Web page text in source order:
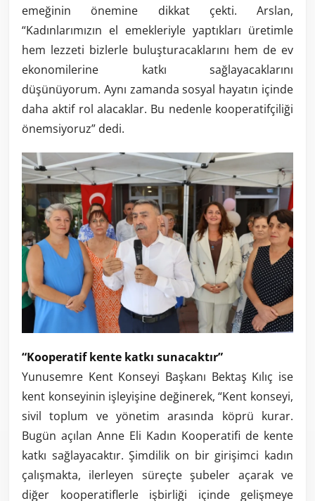
emeğinin önemine dikkat çekti. Arslan,
“Kadınlarımızın el emekleriyle yaptıkları üretimle
hem lezzeti bizlerle buluşturacaklarını hem de ev
ekonomilerine katkı sağlayacaklarını
düşünüyorum. Aynı zamanda sosyal hayatın içinde
daha aktif rol alacaklar. Bu nedenle kooperatifçiliği
önemsiyoruz” dedi.
“Kooperatif kente katkı sunacaktır”
Yunusemre Kent Konseyi Başkanı Bektaş Kılıç ise
kent konseyinin işleyişine değinerek, “Kent konseyi,
sivil toplum ve yönetim arasında köprü kurar.
Bugün açılan Anne Eli Kadın Kooperatifi de kente
katkı sağlayacaktır. Şimdilik on bir girişimci kadın
çalışmakta, ilerleyen süreçte şubeler açarak ve
diğer kooperatiflerle işbirliği içinde gelişmeye